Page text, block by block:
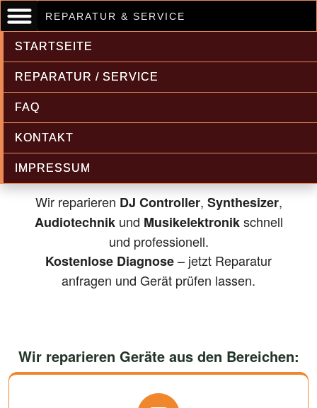
REPARATUR & SERVICE
STARTSEITE
REPARATUR / SERVICE
FAQ
KONTAKT
IMPRESSUM
Musikelektronik & Audiotechnik
Reparatur
Wir reparieren DJ Controller, Synthesizer,
Audiotechnikund Musikelektronikschnell
und professionell.
Kostenlose Diagnose– jetzt Reparatur
anfragen und Gerät prüfen lassen.
Wir reparieren Geräte aus den Bereichen: